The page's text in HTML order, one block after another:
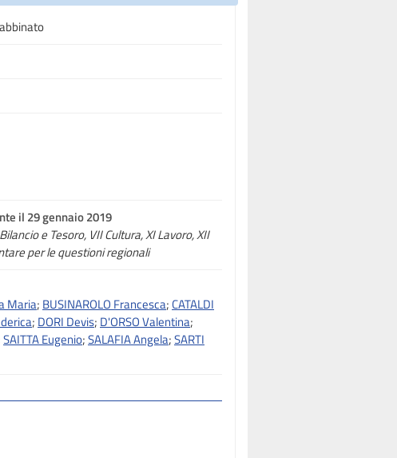
il 29 gennaio 2019
e Tesoro, VII Cultura, XI Lavoro, XII
per le questioni regionali
Maria; BUSINAROLO Francesca; CATALDI
; DORI Devis; D'ORSO Valentina;
SAITTA Eugenio;SALAFIA Angela;SARTI